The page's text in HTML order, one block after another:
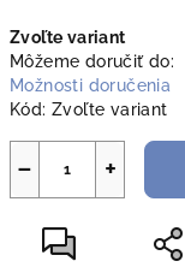
cena:
Zvoľte variant
Môžeme doručiť do:
Možnosti doručenia
Kód: Zvoľte variant
+
−